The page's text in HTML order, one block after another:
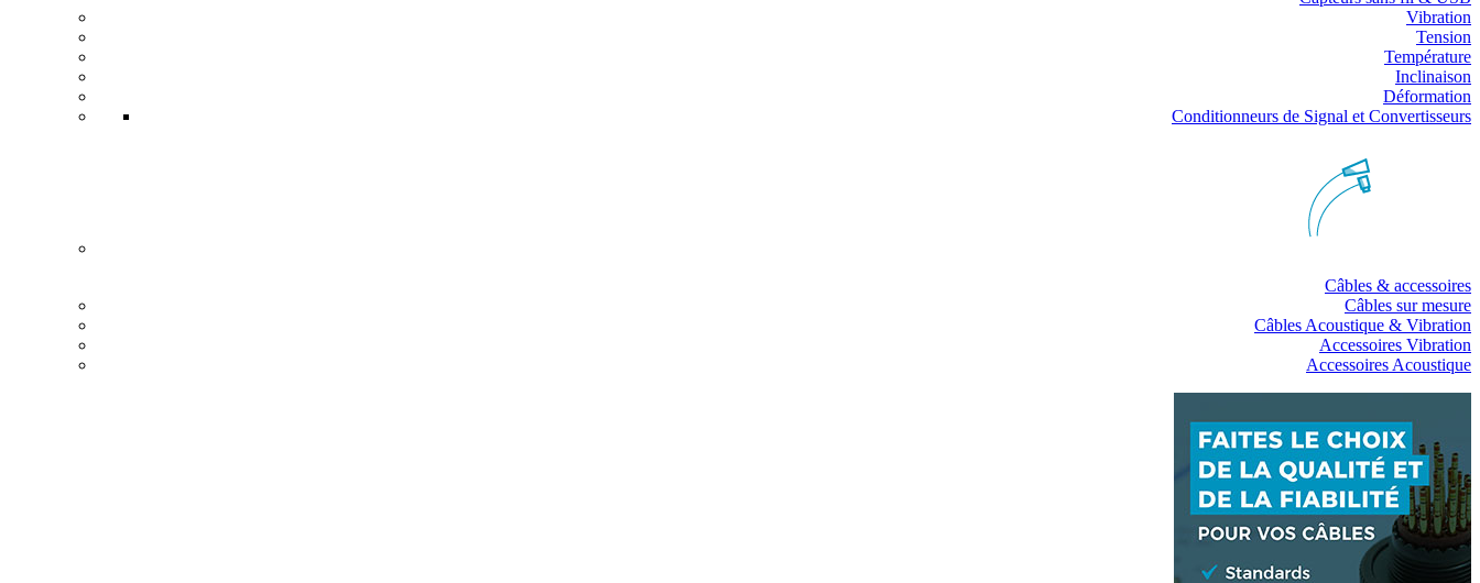
Vibration
Tension
Température
Inclinaison
Déformation
Conditionneurs de Signal et Convertisseurs
Câbles & accessoires
Câbles sur mesure
Câbles Acoustique & Vibration
Accessoires Vibration
Accessoires Acoustique